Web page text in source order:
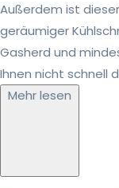
Außerdem ist
geräumiger
Gasherd und
Ihnen nicht schnell
Mehr lesen